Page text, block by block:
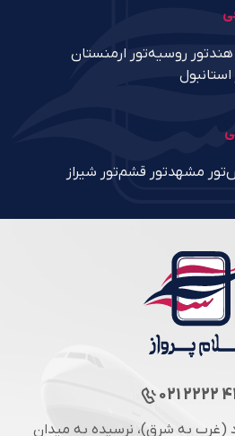
هندتور روسیهتور ارمنستان
استانبول
تور مشهدتور قشمتور شیراز
021 2222
(غرب به شرق)، نرسیده به میدان